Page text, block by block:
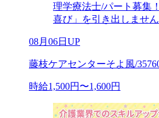
理学療法士/パート募集
喜び」を引き出しません
08月06日UP
藤枝ケアセンターそよ風/
時給1,500円〜1,600円